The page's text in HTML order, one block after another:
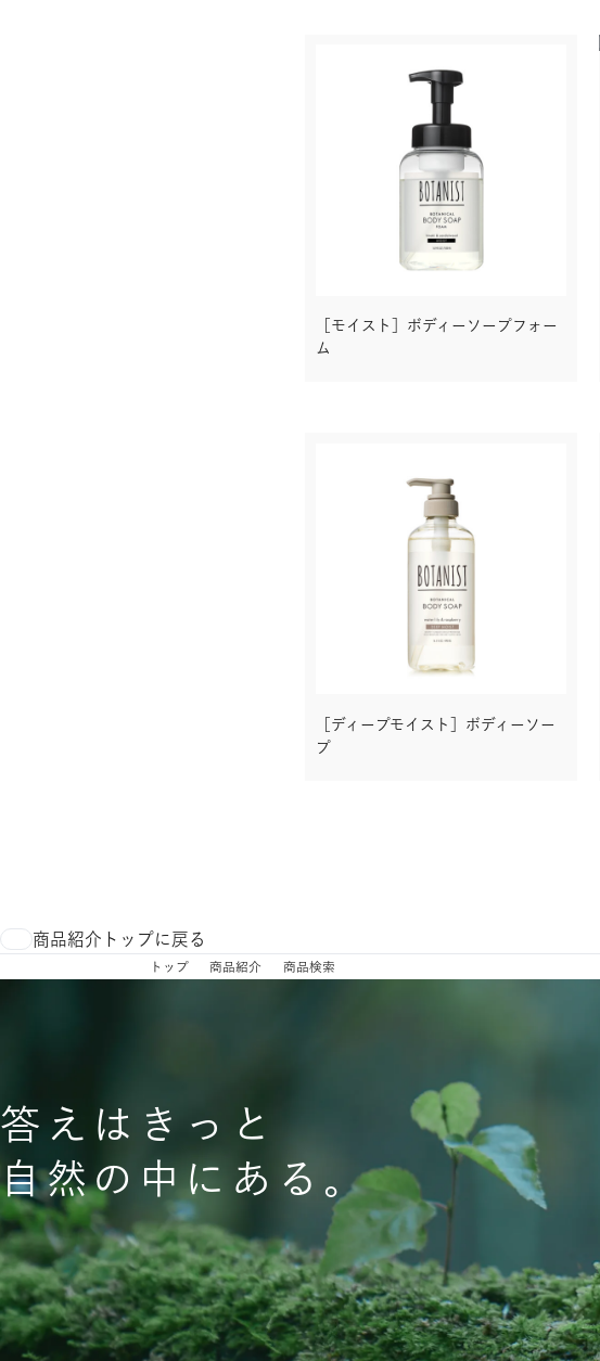
［モイスト］ボディーソープフォー
ム
［ディープモイスト］ボディーソー
プ
商品紹介トップに戻る
トップ 商品紹介 商品検索
答えはきっと
自然の中にある。